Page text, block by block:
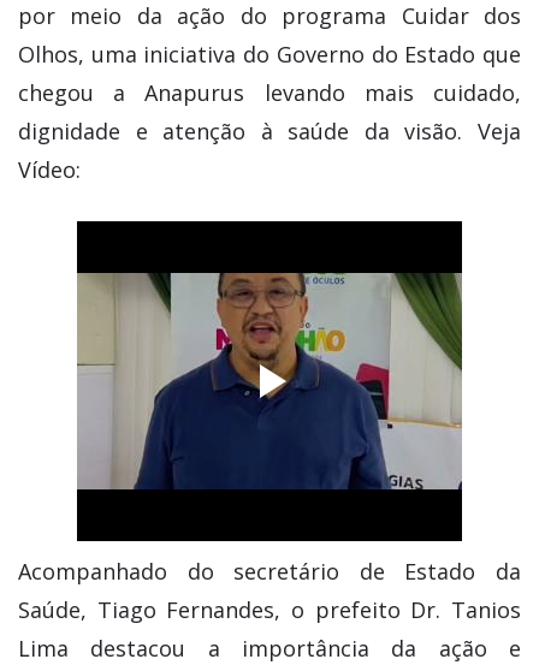
por meio da ação do programa Cuidar dos
Olhos, uma iniciativa do Governo do Estado que
chegou a Anapurus levando mais cuidado,
dignidade e atenção à saúde da visão. Veja
Vídeo:
Acompanhado do secretário de Estado da
Saúde, Tiago Fernandes, o prefeito Dr. Tanios
Lima destacou a importância da ação e